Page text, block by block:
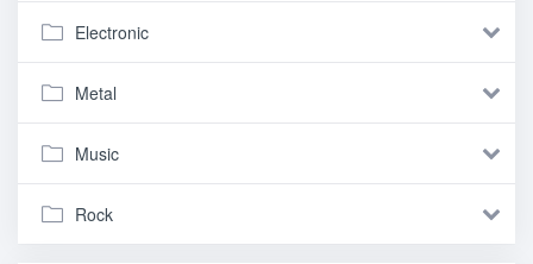
Electronic
Metal
Music
Rock